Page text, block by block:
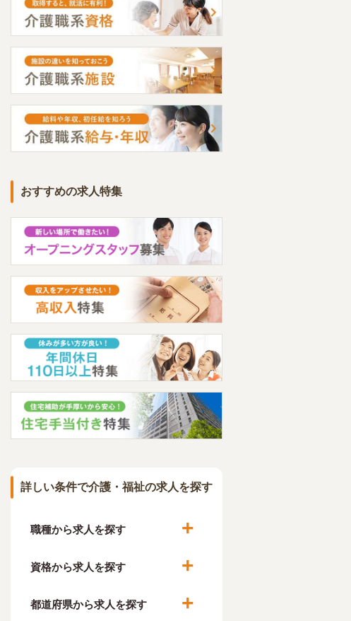
おすすめの求人特集
詳しい条件で介護・福祉の求人を探す
職種から求人を探す
資格から求人を探す
都道府県から求人を探す